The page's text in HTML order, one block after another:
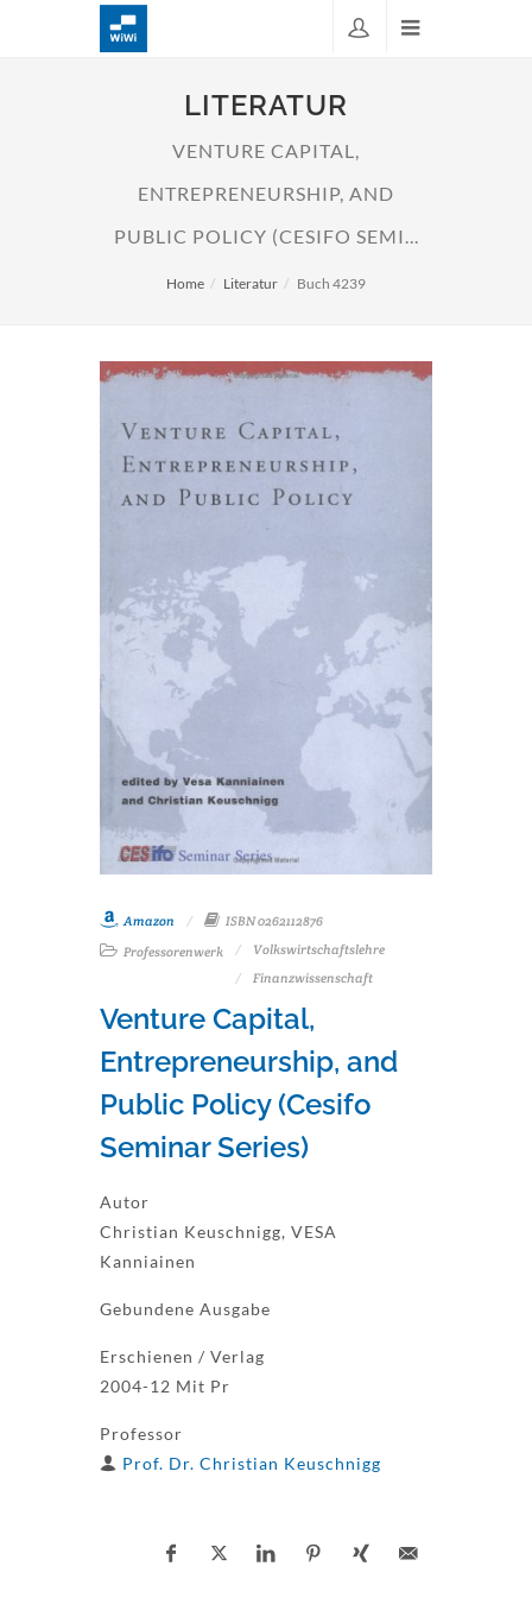
LITERATUR
VENTURE CAPITAL,
ENTREPRENEURSHIP, AND
PUBLIC POLICY (CESIFO SEMI...
Home Literatur Buch 4239
Amazon
ISBN 0262112876
Professorenwerk
Volkswirtschaftslehre
Finanzwissenschaft
Venture Capital,
Entrepreneurship, and
Public Policy (Cesifo
Seminar Series)
Autor
Christian Keuschnigg, VESA
Kanniainen
Gebundene Ausgabe
Erschienen / Verlag
2004-12 Mit Pr
Professor
Prof. Dr. Christian Keuschnigg